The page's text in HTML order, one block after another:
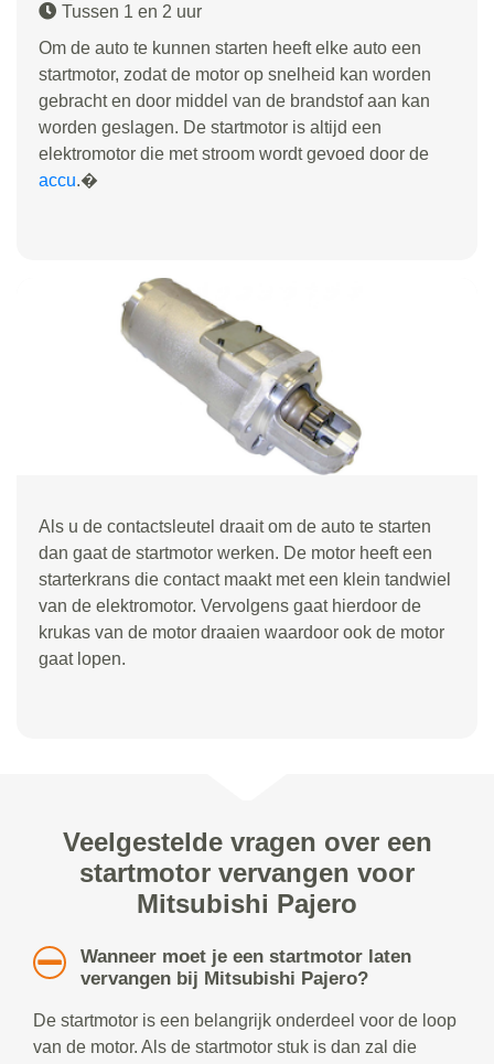
Tussen 1 en 2 uur
Om de auto te kunnen starten heeft elke auto een
startmotor, zodat de motor op snelheid kan worden
gebracht en door middel van de brandstof aan kan
worden geslagen. De startmotor is altijd een
elektromotor die met stroom wordt gevoed door de
accu.�
Als u de contactsleutel draait om de auto te starten
dan gaat de startmotor werken. De motor heeft een
starterkrans die contact maakt met een klein tandwiel
van de elektromotor. Vervolgens gaat hierdoor de
krukas van de motor draaien waardoor ook de motor
gaat lopen.
Veelgestelde vragen over een
startmotor vervangen voor
Mitsubishi Pajero
Wanneer moet je een startmotor laten
vervangen bij Mitsubishi Pajero?
De startmotor is een belangrijk onderdeel voor de loop
van de motor. Als de startmotor stuk is dan zal die